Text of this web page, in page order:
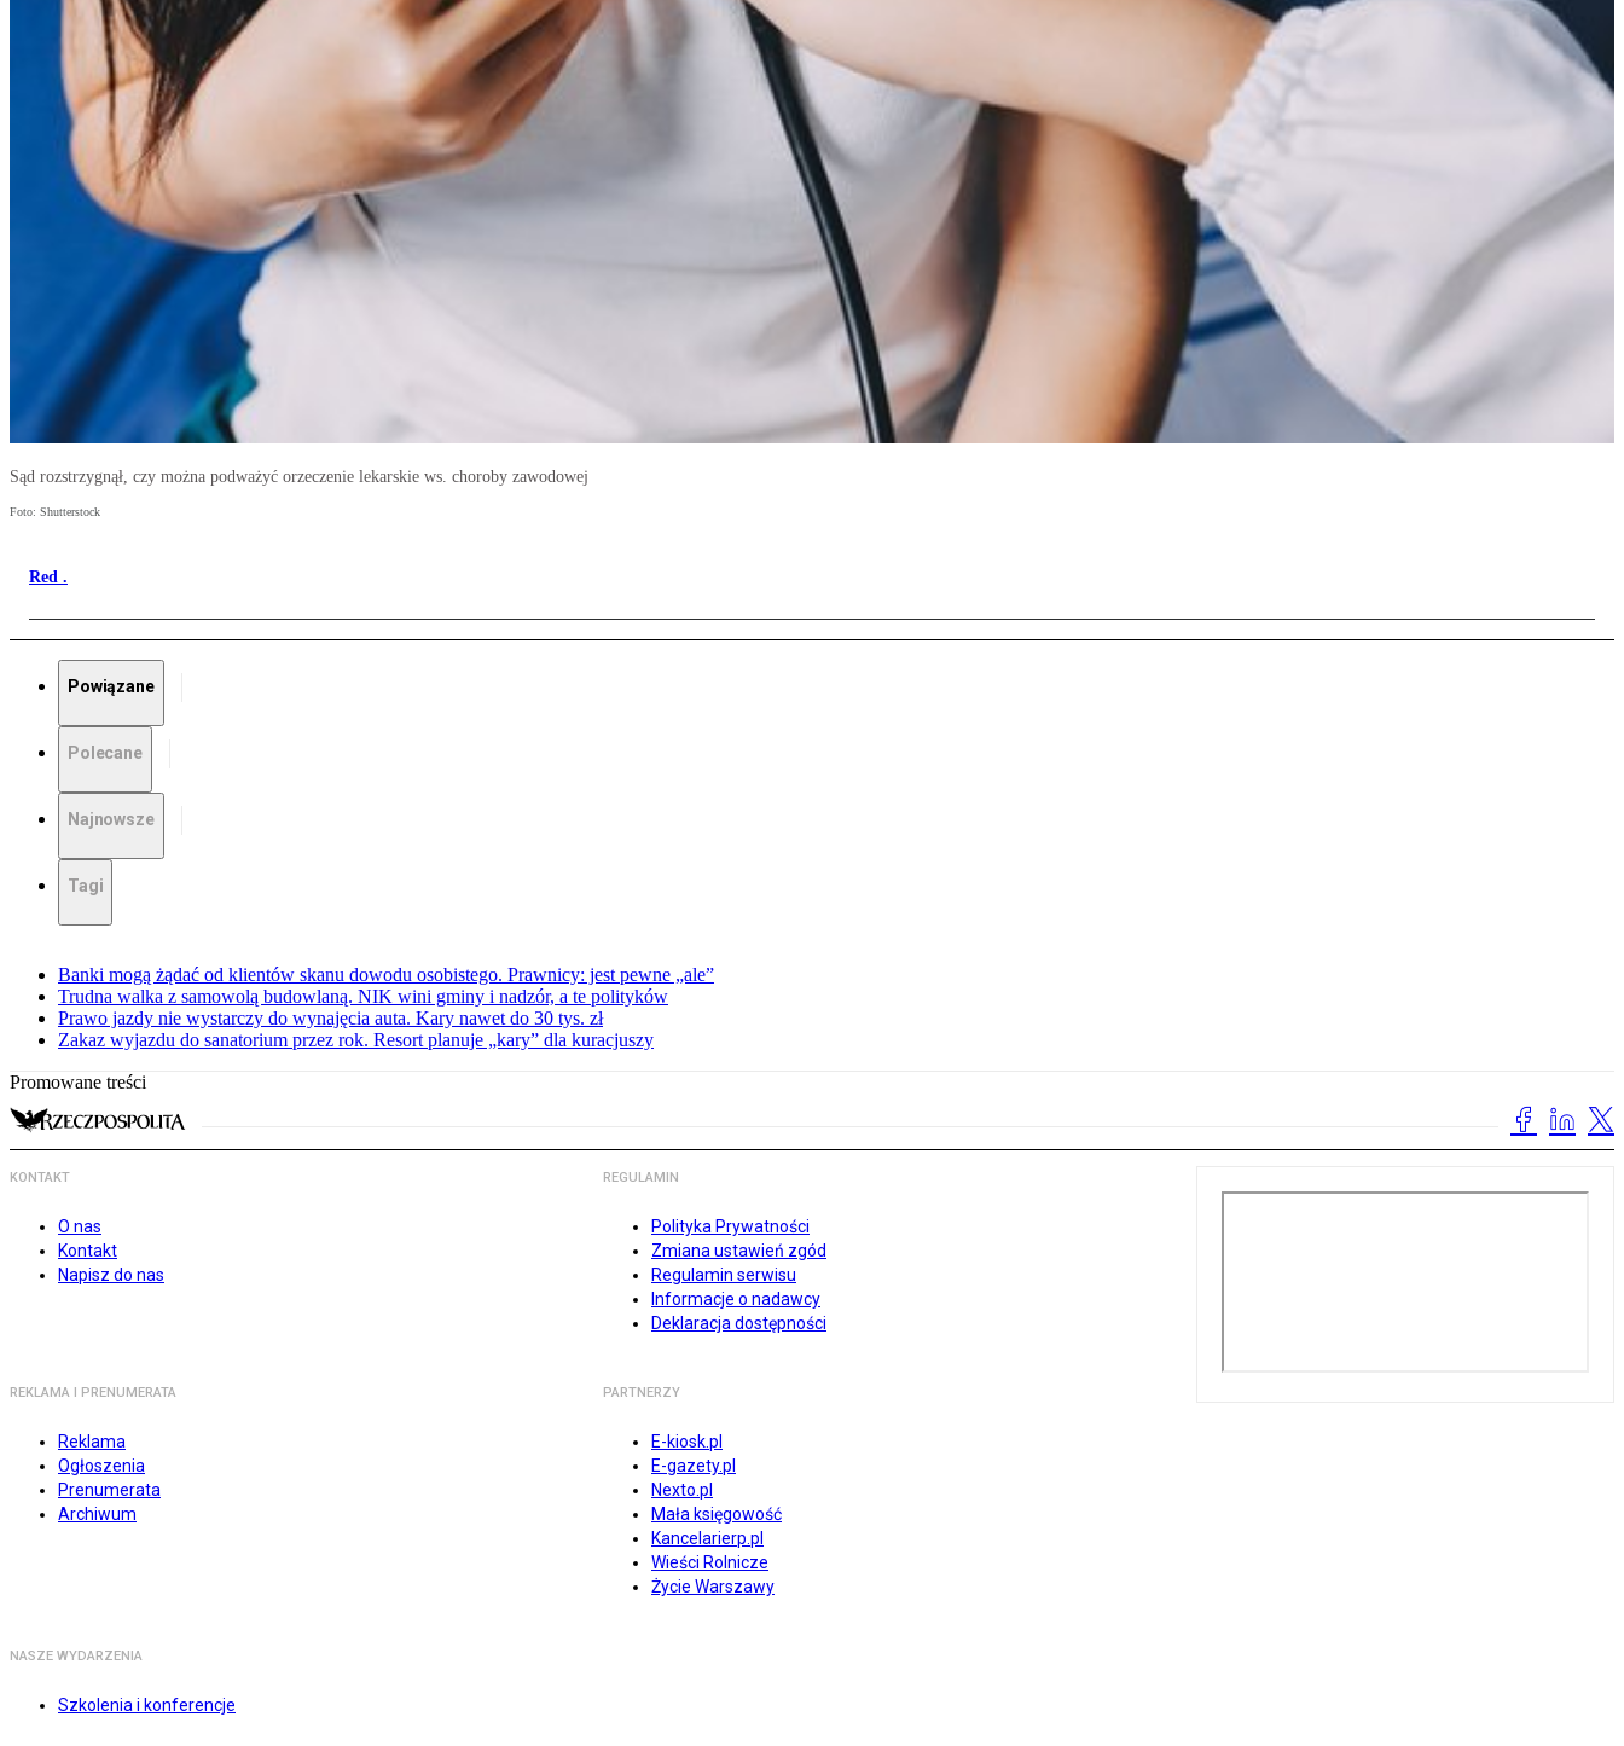
Sąd rozstrzygnął, czy można podważyć orzeczenie lekarskie ws. choroby zawodowej
Foto: Shutterstock
Red .
Powiązane
Polecane
Najnowsze
Tagi
Banki mogą żądać od klientów skanu dowodu osobistego. Prawnicy: jest pewne „ale”
Trudna walka z samowolą budowlaną. NIK wini gminy i nadzór, a te polityków
Prawo jazdy nie wystarczy do wynajęcia auta. Kary nawet do 30 tys. zł
Zakaz wyjazdu do sanatorium przez rok. Resort planuje „kary” dla kuracjuszy
Promowane treści
KONTAKT
O nas
Kontakt
Napisz do nas
REGULAMIN
Polityka Prywatności
Zmiana ustawień zgód
Regulamin serwisu
Informacje o nadawcy
Deklaracja dostępności
REKLAMA I PRENUMERATA
Reklama
Ogłoszenia
Prenumerata
Archiwum
PARTNERZY
E-kiosk.pl
E-gazety.pl
Nexto.pl
Mała księgowość
Kancelarierp.pl
Wieści Rolnicze
Życie Warszawy
NASZE WYDARZENIA
Szkolenia i konferencje